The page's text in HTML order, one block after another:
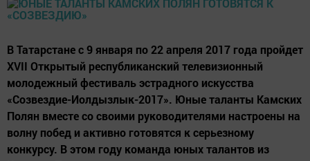
В Татарстане с 9 января по 22 апреля 2017 года пройдет
XVII Открытый республиканский телевизионный
молодежный фестиваль эстрадного искусства
«Созвездие-Иолдызлык-2017». Юные таланты Камских
Полян вместе со своими руководителями настроены на
волну побед и активно готовятся к серьезному
конкурсу. В этом году команда юных талантов из